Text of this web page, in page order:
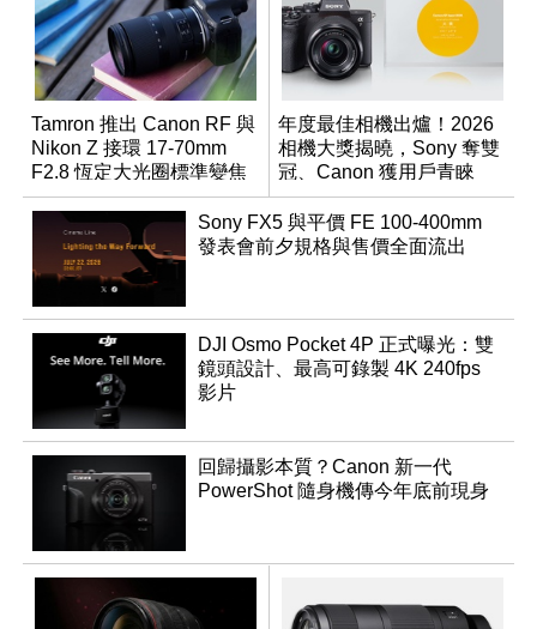
Tamron 推出 Canon RF 與
Nikon Z 接環 17-70mm
F2.8 恆定大光圈標準變焦
鏡
年度最佳相機出爐！2026
相機大獎揭曉，Sony 奪雙
冠、Canon 獲用戶青睞
Sony FX5 與平價 FE 100-400mm
發表會前夕規格與售價全面流出
DJI Osmo Pocket 4P 正式曝光：雙
鏡頭設計、最高可錄製 4K 240fps
影片
回歸攝影本質？Canon 新一代
PowerShot 隨身機傳今年底前現身